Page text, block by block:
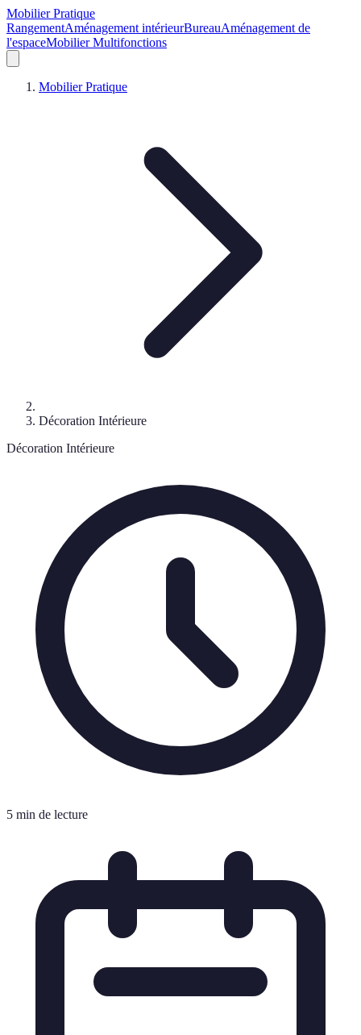
Mobilier Pratique
RangementAménagement intérieurBureauAménagement de
l'espaceMobilier Multifonctions
Mobilier Pratique
Décoration Intérieure
Décoration Intérieure
5 min de lecture